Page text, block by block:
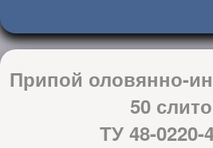
Припой оловянно-
50
ТУ 48-0220-